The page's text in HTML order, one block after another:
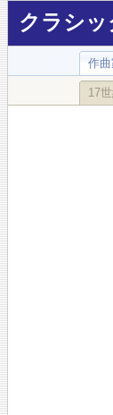
クラシ
作
17